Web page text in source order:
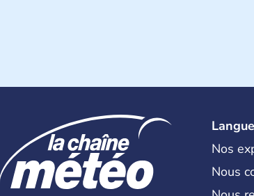
Nos
Nous